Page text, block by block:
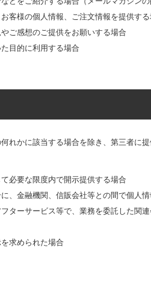
客様の個人情報、ご注文情報を提供す
ご感想のご提供をお願いする場合
目的に利用する場合
れかに該当する場合を除き、第三者に
必要な限度内で開示提供する場合
、金融機関、信販会社等との間で個人
ターサービス等で、業務を委託した関
求められた場合